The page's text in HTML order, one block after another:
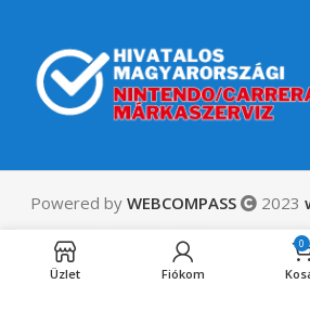
Powered by WEBCOMPASS 2023
24,490 Ft
ÁFÁ-t
tartalmaz
Üzlet Fiókom
0